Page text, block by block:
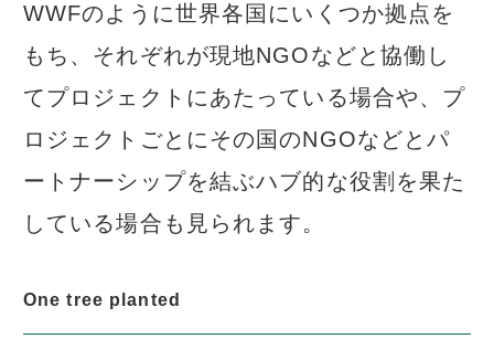
WWFのように世界各国にいくつか拠点を
もち、それぞれが現地NGOなどと協働し
てプロジェクトにあたっている場合や、プ
ロジェクトごとにその国のNGOなどとパ
ートナーシップを結ぶハブ的な役割を果た
している場合も見られます。
One tree planted